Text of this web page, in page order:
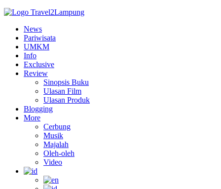
News
Pariwisata
UMKM
Info
Exclusive
Review
Sinopsis Buku
Ulasan Film
Ulasan Produk
Blogging
More
Cerbung
Musik
Majalah
Oleh-oleh
Video